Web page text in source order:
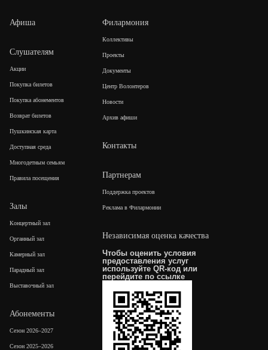
Афиша
Слушателям
Акции
Покупка билетов
Покупка абонементов
Возврат билетов
Пушкинская карта
Доступная среда
Многодетным семьям
Правила посещения
Залы
Концертный зал
Органный зал
Камерный зал
Парадный зал
Выставочный зал
Абонементы
Сезон 2026–2027
Сезон 2025–2026
Филармония
Коллективы
Проекты
Документы
Центр Волонтеров
Новости
Архив афиши
Контакты
Партнерам
Поддержка проектов
Реклама в Филармонии
Независимая оценка качества
Чтобы оценить условия
предоставления услуг
используйте QR-код или
перейдите поссылке